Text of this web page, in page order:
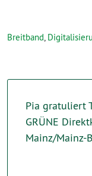
Breitband,
Pia gratuliert
GRÜNE
Mainz/Mainz-